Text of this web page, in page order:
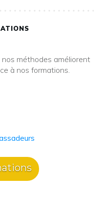
méthodes améliorent
à nos formations.